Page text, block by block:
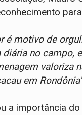
é motivo de
no campo,
valoriza
em
a importância